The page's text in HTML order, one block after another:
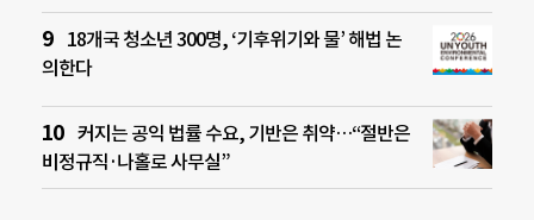
18개국 청소년 300명, ‘기후위기와 물’ 해법 논
의한다
커지는 공익 법률 수요, 기반은 취약…“절반은
비정규직·나홀로 사무실”